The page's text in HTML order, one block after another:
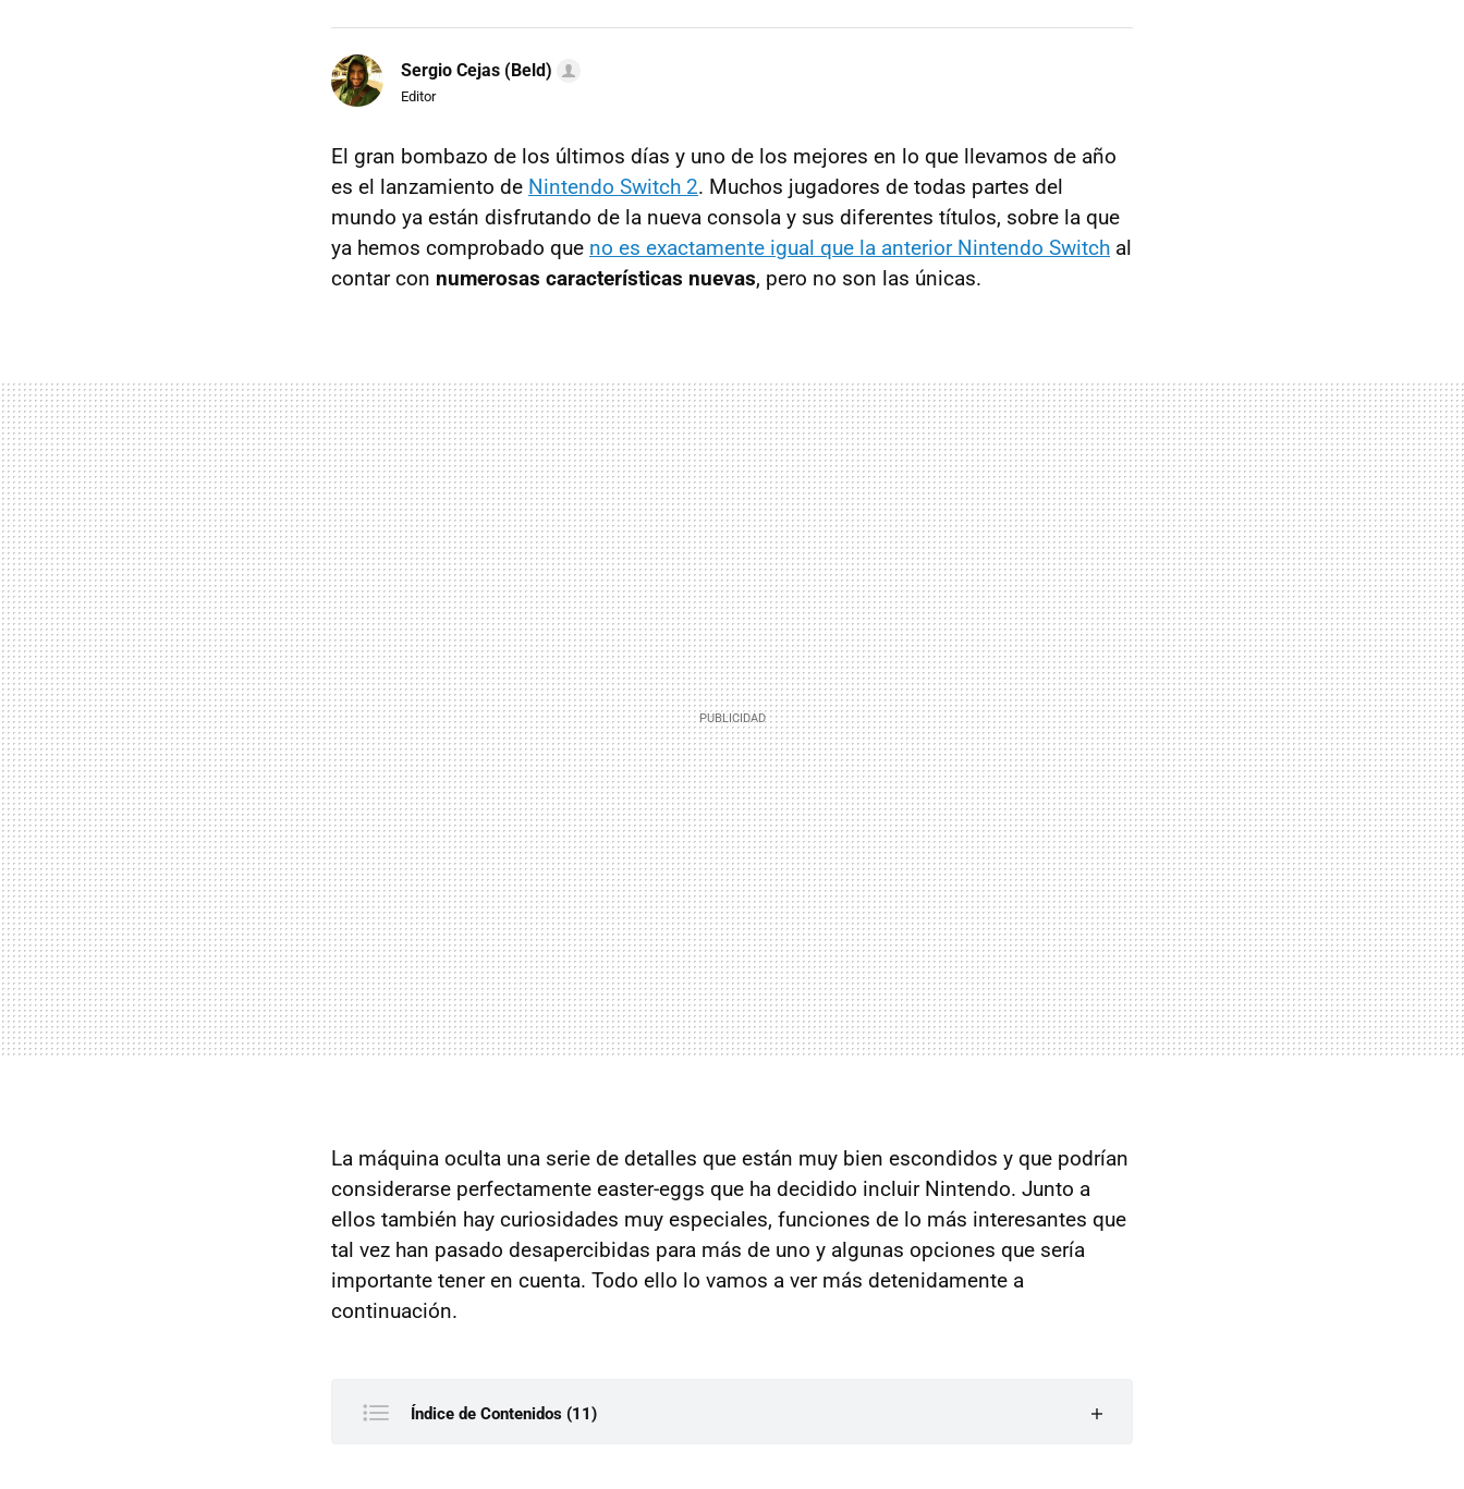
Sergio Cejas (Beld)
Editor
El gran bombazo de los últimos días y uno de los mejores en lo que llevamos de año
es el lanzamiento de Nintendo Switch 2. Muchos jugadores de todas partes del
mundo ya están disfrutando de la nueva consola y sus diferentes títulos, sobre la que
ya hemos comprobado que no es exactamente igual que la anterior Nintendo Switch al
contar con numerosas características nuevas, pero no son las únicas.
La máquina oculta una serie de detalles que están muy bien escondidos y que podrían
considerarse perfectamente easter-eggs que ha decidido incluir Nintendo. Junto a
ellos también hay curiosidades muy especiales, funciones de lo más interesantes que
tal vez han pasado desapercibidas para más de uno y algunas opciones que sería
importante tener en cuenta. Todo ello lo vamos a ver más detenidamente a
continuación.
Índice de Contenidos (11)